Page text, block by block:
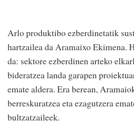
Arlo produktibo ezberdinetatik
hartzailea da Aramaixo Ekimena.
da: sektore ezberdinen arteko
bideratzea landa garapen
emate aldera. Era berean,
berreskuratzea eta ezagutzera
bultzatzaileek.